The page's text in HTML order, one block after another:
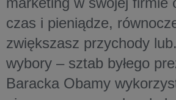
czas i pieniądze,
zwiększasz przychody
wybory – sztab byłego
Baracka Obamy